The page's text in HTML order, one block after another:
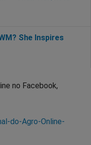
no Facebook,
do-Agro-Online-